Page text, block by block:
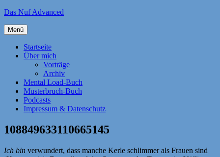
Zum
springen
Das Nuf Advanced
Menü
Startseite
Über mich
Vorträge
Archiv
Mental Load-Buch
Musterbruch-Buch
Podcasts
Impressum & Datenschutz
108849633110665145
Ich bin verwundert, dass manche Kerle schlimmer als Frauen sind